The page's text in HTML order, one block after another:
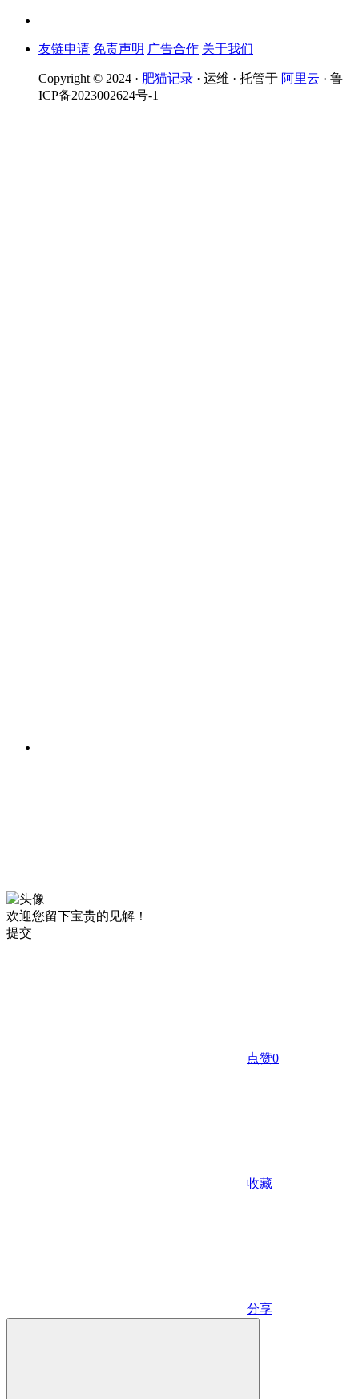
友链申请 免责声明 广告合作 关于我们
Copyright © 2024 · 肥猫记录 · 运维 · 托管于 阿里云 · 鲁
ICP备2023002624号-1
欢迎您留下宝贵的见解！
提交
点赞0
收藏
分享